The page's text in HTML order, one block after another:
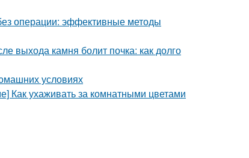
операции: эффективные методы
выхода камня болит почка: как долго
условиях
Как ухаживать за комнатными цветами